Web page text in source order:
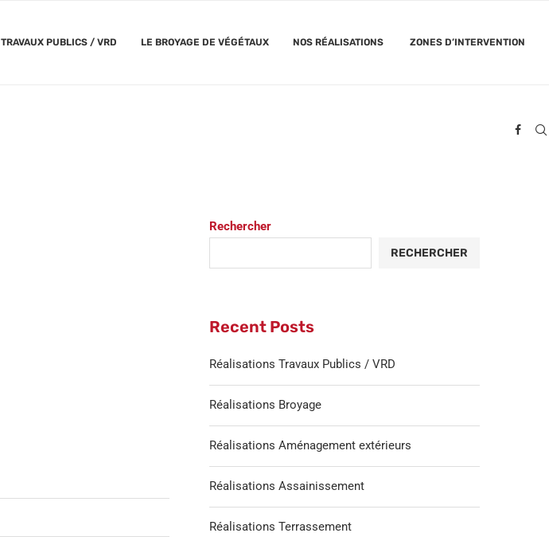
TRAVAUX PUBLICS / VRD LE BROYAGE DE VÉGÉTAUX NOS RÉALISATIONS ZONES D’INTERVENTION
Rechercher
RECHERCHER
Recent Posts
Réalisations Travaux Publics / VRD
Réalisations Broyage
Réalisations Aménagement extérieurs
Réalisations Assainissement
Réalisations Terrassement